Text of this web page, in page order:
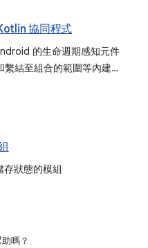
協同程式
的生命週期感知元件
結至組合的範圍等內建範
狀態的模組
嗎？